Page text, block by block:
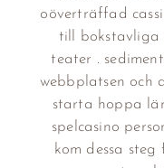
oöverträffad
till bokstavliga
teater .
webbplatsen och
starta hoppa
spelcasino
kom dessa